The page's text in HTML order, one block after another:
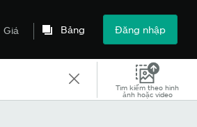
Giá Bảng Đăng nhập
Tìm kiếm theo hình
ảnh hoặc video